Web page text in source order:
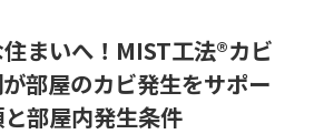
まいへ！MIST工法®カビ
部屋のカビ発生をサポー
部屋内発生条件